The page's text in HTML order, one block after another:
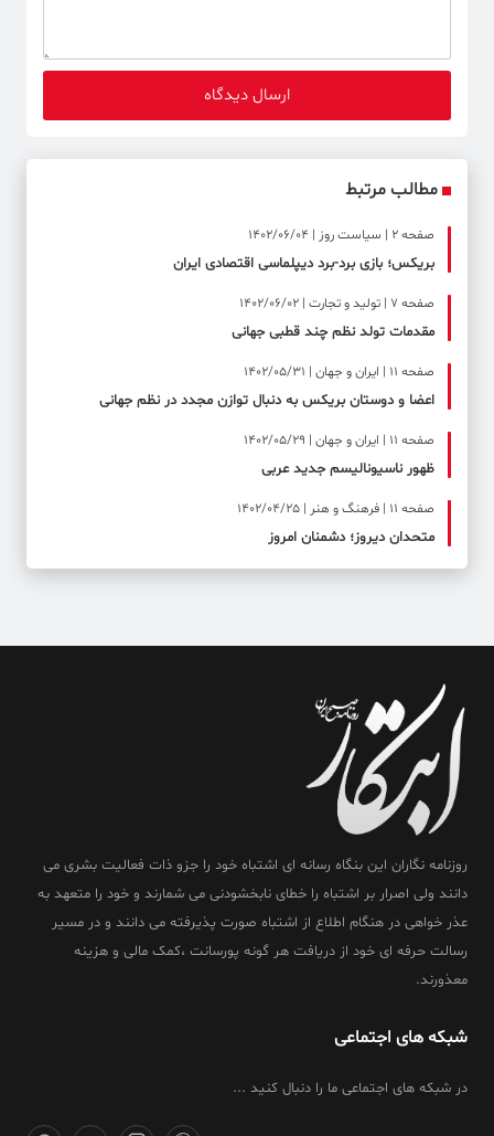
مطالب مرتبط
صفحه ۲ | سیاست روز | 1402/06/04
بریکس؛ بازی برد-برد دیپلماسی اقتصادی ایران
صفحه ۷ | تولید و تجارت | 1402/06/02
مقدمات تولد نظم چند قطبی جهانی
صفحه ۱۱ | ایران و جهان | 1402/05/31
اعضا و دوستان بریکس به دنبال توازن مجدد در نظم جهانی
صفحه ۱۱ | ایران و جهان | 1402/05/29
ظهور ناسیونالیسم جدید عربی
صفحه ۱۱ | فرهنگ و هنر | 1402/04/25
متحدان دیروز؛ دشمنان امروز
روزنامه نگاران این بنگاه رسانه ای اشتباه خود را جزو ذات فعالیت بشری می
دانند ولی اصرار بر اشتباه را خطای نابخشودنی می شمارند و خود را متعهد به
عذر خواهی در هنگام اطلاع از اشتباه صورت پذیرفته می دانند و در مسیر
رسالت حرفه ای خود از دریافت هر گونه پورسانت ،کمک مالی و هزینه
معذورند.
شبکه های اجتماعی
در شبکه های اجتماعی ما را دنبال کنید ...